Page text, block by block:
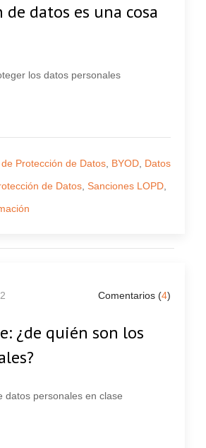
datos es una cosa
los datos personales
Protección de Datos BYOD Datos
de Datos Sanciones LOPD
Comentarios (4)
¿de quién son los
datos personales en clase